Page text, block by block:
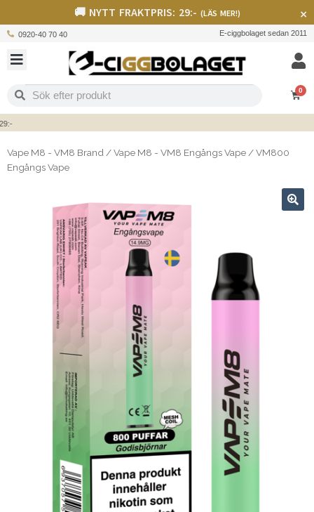
🚚 NYTT FRAKTPRIS: 29:- (LÄS MER!) ×
0920-40 70 40 E-ciggbolaget sedan 2011
0
Vape M8 - VM8 Brand /Vape M8 - VM8 Engångs Vape /VM800
Engångs Vape